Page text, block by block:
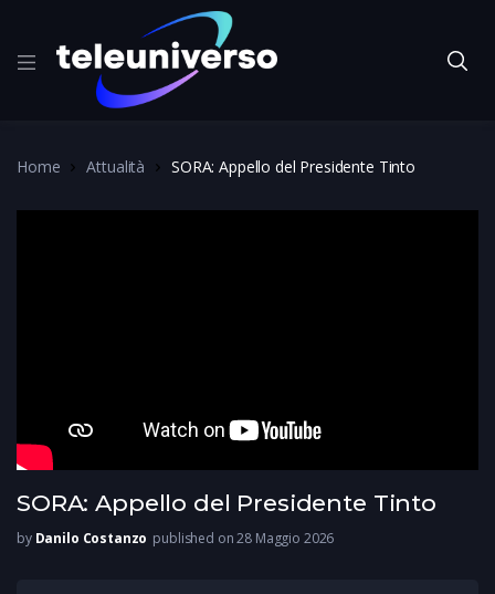
Home Attualità SORA: Appello del Presidente Tinto
SORA: Appello del Presidente Tinto
by Danilo Costanzo published on 28 Maggio 2026